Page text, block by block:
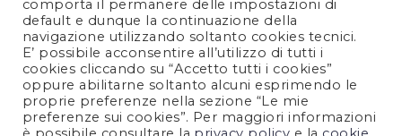
FOLLOW US
comporta il permanere delle impostazioni di
default e dunque la continuazione della
navigazione utilizzando soltanto cookies tecnici.
E’ possibile acconsentire all’utilizzo di tutti i
cookies cliccando su “Accetto tutti i cookies”
oppure abilitarne soltanto alcuni esprimendo le
proprie preferenze nella sezione “Le mie
preferenze sui cookies”. Per maggiori informazioni